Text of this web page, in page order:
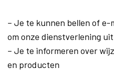
– Je te kunnen bellen of e-
om onze dienstverlening
– Je te informeren over
en producten